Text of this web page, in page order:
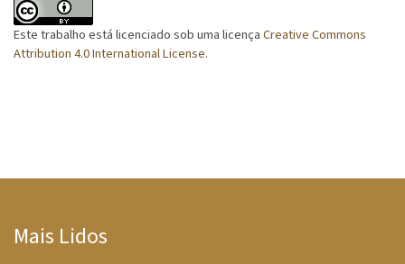
Este trabalho está licenciado sob uma licençaCreative Commons
Attribution 4.0 International License.
Mais Lidos